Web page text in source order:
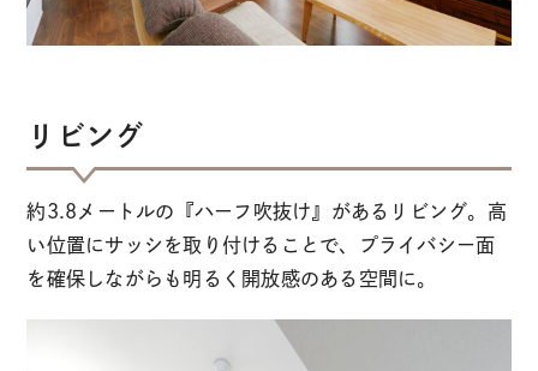
リビング
約3.8メートルの『ハーフ吹抜け』があるリビング。高
い位置にサッシを取り付けることで、プライバシー面
を確保しながらも明るく開放感のある空間に。